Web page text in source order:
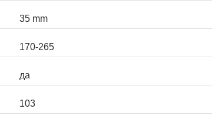
35 mm
170-265
да
103